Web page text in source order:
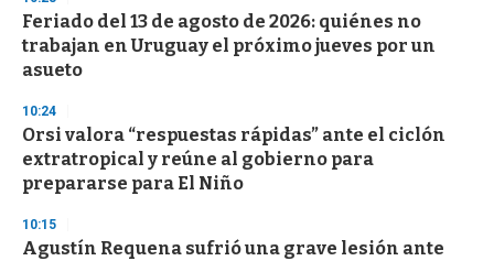
Feriado del 13 de agosto de 2026: quiénes no
trabajan en Uruguay el próximo jueves por un
asueto
10:24
Orsi valora “respuestas rápidas” ante el ciclón
extratropical y reúne al gobierno para
prepararse para El Niño
10:15
Agustín Requena sufrió una grave lesión ante